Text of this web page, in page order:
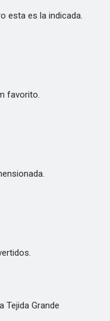
esta es la indicada.
favorito.
Grande